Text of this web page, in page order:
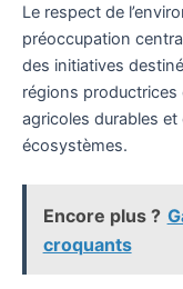
Le respect de
préoccupation
des initiatives
régions
agricoles durables
écosystèmes.
Encore plus ?
croquants